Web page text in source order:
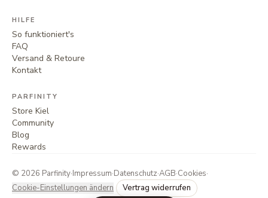
HILFE
So funktioniert's
FAQ
Versand & Retoure
Kontakt
PARFINITY
Store Kiel
Community
Blog
Rewards
© 2026 Parfinity·Impressum·Datenschutz·AGB·Cookies·
Cookie-Einstellungen ändern
Vertrag widerrufen